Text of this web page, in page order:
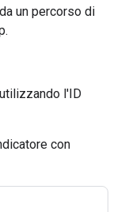
un percorso di
l'ID
con